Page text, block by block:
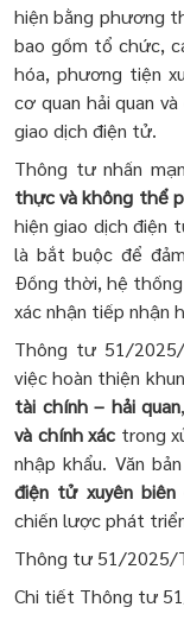
hiện bằng phương
bao gồm tổ chức,
hóa, phương tiện
cơ quan hải quan
giao dịch điện tử.
Thông tư nhấn
thực và không thể
hiện giao dịch điện
là bắt buộc để
Đồng thời, hệ thống
xác nhận tiếp nhận
Thông tư 51/
việc hoàn thiện
tài chính – hải quan
và chính xác trong
nhập khẩu. Văn
điện tử xuyên biên
chiến lược phát
Thông tư 51/2025/
Chi tiết Thông tư